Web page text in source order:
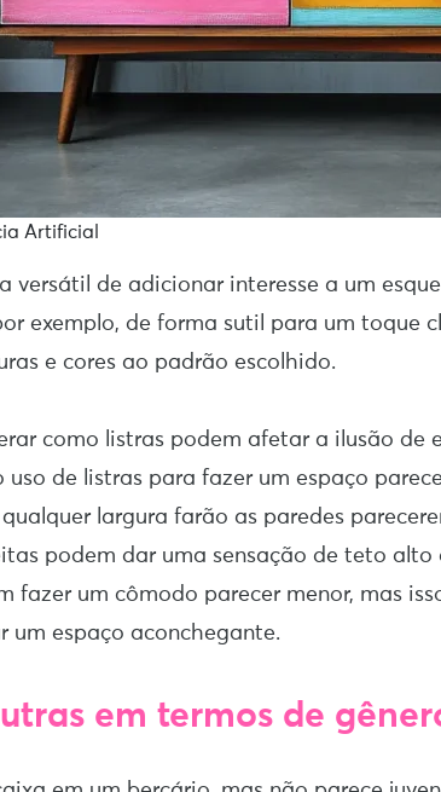
Artificial
versátil de adicionar interesse a um
exemplo, de forma sutil para um toque
e cores ao padrão escolhido.
como listras podem afetar a ilusão de
de listras para fazer um espaço
largura farão as paredes
podem dar uma sensação de teto alto
fazer um cômodo parecer menor, mas
um espaço aconchegante.
em termos de